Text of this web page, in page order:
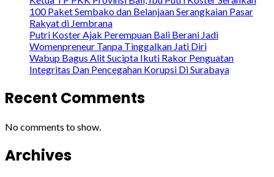
100 Paket Sembako dan Belanjaan Serangkaian Pasar
Rakyat di Jembrana
Putri Koster Ajak Perempuan Bali Berani Jadi
Womenpreneur Tanpa Tinggalkan Jati Diri
Wabup Bagus Alit Sucipta Ikuti Rakor Penguatan
Integritas Dan Pencegahan Korupsi Di Surabaya
Recent Comments
No comments to show.
Archives